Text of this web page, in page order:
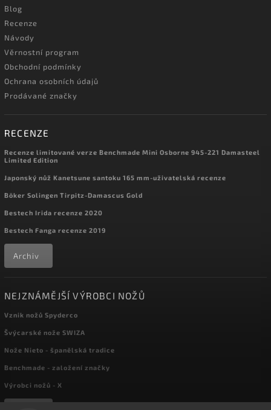
Blog
Recenze
Návody
Věrnostní program
Obchodní podmínky
Ochrana osobních údajů
Prodávané značky
RECENZE
Recenze limitované verze Benchmade Mini Osborne 945-221 Damasteel
Limited Edition
Japonský nůž Kanetsune santoku 165 mm-uživatelská recenze
Böker Solingen Tirpitz-Damascus Gold
Bestech Irida recenze 2020
Bestech Fanga recenze 2019
Archiv
NEJZNÁMĚJŠÍ VÝROBCI NOŽŮ
Vznik nožů Spyderco
Švýcarské nože SWIZA
Nože Nieto - španělská tradice
Benchmade - založení značky
Výrobci nožů - X